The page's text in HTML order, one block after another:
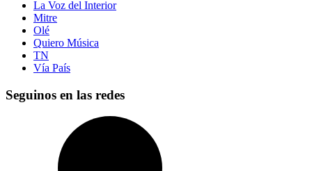
La Voz del Interior
Mitre
Olé
Quiero Música
TN
Vía País
Seguinos en las redes